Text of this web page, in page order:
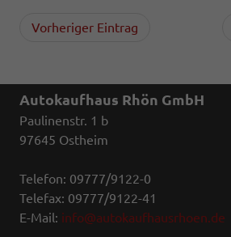
Vorheriger Eintrag
Autokaufhaus Rhön GmbH
Paulinenstr. 1 b
97645 Ostheim
Telefon: 09777/9122-0
Telefax: 09777/9122-41
E-Mail: info@autokaufhausrhoen.de